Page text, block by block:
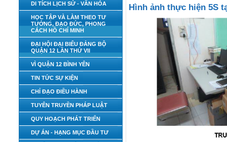
DI TÍCH LỊCH SỬ - VĂN HÓA
HỌC TẬP VÀ LÀM THEO TƯ
TƯỞNG, ĐẠO ĐỨC, PHONG
CÁCH HỒ CHÍ MINH
ĐẠI HỘI ĐẠI BIỂU ĐẢNG BỘ
QUẬN 12 LẦN THỨ VII
VÌ QUẬN 12 BÌNH YÊN
TIN TỨC SỰ KIỆN
CHỈ ĐẠO ĐIỀU HÀNH
TUYÊN TRUYỀN PHÁP LUẬT
QUY HOẠCH PHÁT TRIỂN
DỰ ÁN - HẠNG MỤC ĐẦU TƯ
Hình ảnh thực hiện 5S